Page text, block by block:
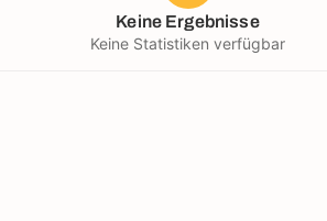
Keine Ergebnisse
Keine Statistiken verfügbar